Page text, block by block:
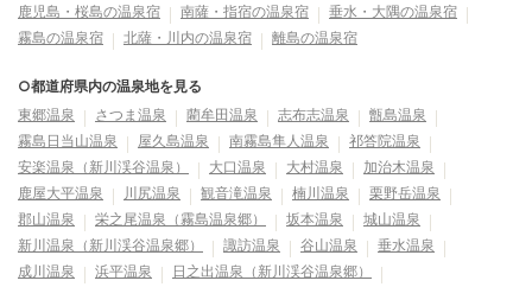
鹿児島・桜島の温泉宿 南薩・指宿の温泉宿
垂水・大隅の温泉宿
霧島の温泉宿
北薩・川内の温泉宿 離島の温泉宿
○都道府県内の温泉地を見る
東郷温泉
さつま温泉 藺牟田温泉 志布志温泉
甑島温泉
霧島日当山温泉
屋久島温泉 南霧島隼人温泉
祁答院温泉
安楽温泉（新川渓谷温泉）
大口温泉 大村温泉
加治木温泉
鹿屋大平温泉
川尻温泉 観音滝温泉 楠川温泉
栗野岳温泉
郡山温泉
栄之尾温泉（霧島温泉郷） 坂本温泉
城山温泉
新川温泉（新川渓谷温泉郷）
諏訪温泉 谷山温泉
垂水温泉
成川温泉
浜平温泉
日之出温泉（新川渓谷温泉郷）